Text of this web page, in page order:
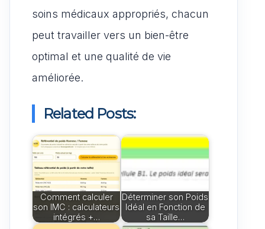
soins médicaux appropriés, chacun
peut travailler vers un bien-être
optimal et une qualité de vie
améliorée.
Related Posts:
Comment calculer
son IMC : calculateurs
intégrés +…
Déterminer son Poids
Idéal en Fonction de
sa Taille…